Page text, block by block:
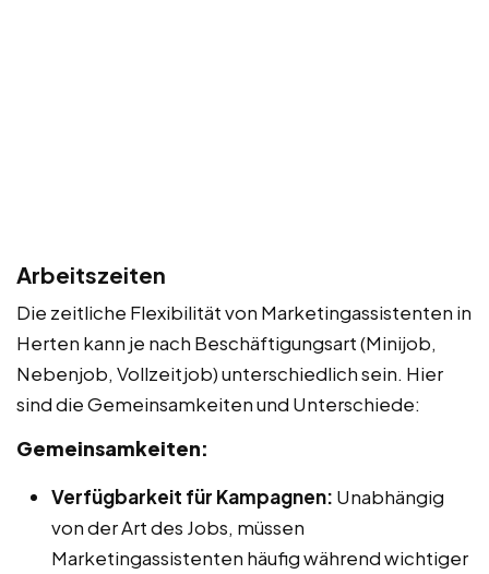
Arbeitszeiten
Die zeitliche Flexibilität von Marketingassistenten in
Herten kann je nach Beschäftigungsart (Minijob,
Nebenjob, Vollzeitjob) unterschiedlich sein. Hier
sind die Gemeinsamkeiten und Unterschiede:
Gemeinsamkeiten:
Verfügbarkeit für Kampagnen: Unabhängig
von der Art des Jobs, müssen
Marketingassistenten häufig während wichtiger